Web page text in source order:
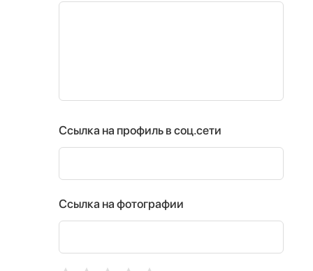
Ссылка на профиль в соц.сети
Ссылка на фотографии